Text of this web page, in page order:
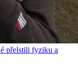
přelstili fyziku a